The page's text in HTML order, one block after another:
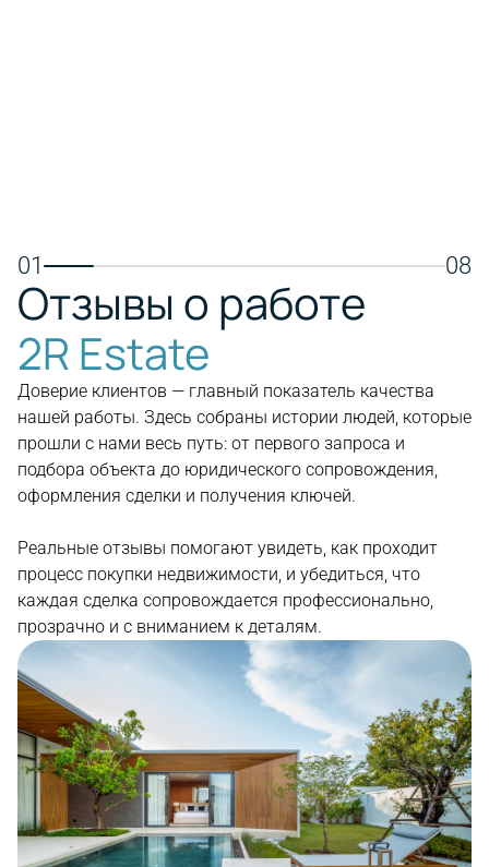
01 08
Отзывы о работе
2R Estate
Доверие клиентов — главный показатель качества
нашей работы. Здесь собраны истории людей, которые
прошли с нами весь путь: от первого запроса и
подбора объекта до юридического сопровождения,
оформления сделки и получения ключей.
Реальные отзывы помогают увидеть, как проходит
процесс покупки недвижимости, и убедиться, что
каждая сделка сопровождается профессионально,
прозрачно и с вниманием к деталям.